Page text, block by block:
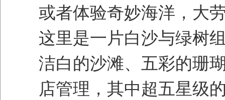
或者体验奇妙海洋，大
这里是一片白沙与绿树
洁白的沙滩、五彩的珊
店管理，其中超五星级